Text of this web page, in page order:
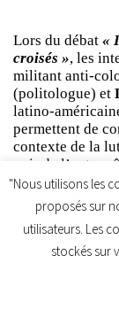
Lors du débat «
croisés », les
militant anti-
(politologue) et
latino-
permettent de
contexte de la
voir de l’autre
libération de la
pour les
l’impérialisme
Livres,
"Nous utilisons les
proposés sur
utilisateurs. Les
stockés sur